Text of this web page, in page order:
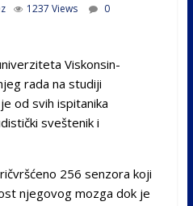
1237 Views
0
Viskonsin-
rada na studiji
od svih ispitanika
sveštenik i
256 senzora koji
njegovog mozga dok je